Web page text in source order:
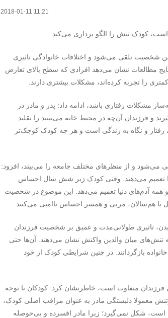
2018-01-11 11:21
است، کودک تنش را الگو برداری می‌کند.
شخصیت تلقی می‌شود و اختلافات خانوادگی تاثیری
مطالعات نشان می‌دهد افرادی که سطح بالای تعارض
را تجربه کرده‌‌اند، مشکلات بیشتری دارند.
مشکلات رفتاری باشد، ادامه داد: پدر و مادر در
و فرزندان آن‌چه در محیط خانه می‌بینند را تقلید
رفتار و نگاه به زندگی است و هر چه کودک کوچک‌تر
می‌شود و از منظرهای مختلف جامعه را می‌بیند، افزود:
را تعمیم می‌دهند. وقتی کودک زیر شش سال احساس
و همه آدم‌های دنیا تعمیم می‌دهد. این موضوع در شخصیت
با هم‌سالان، مربی و همسر احساس ناامنی می‌کنند.
تاثیری طولانی‌مدت و عمیق بر شخصیت فرزندان
میان والدین واکنش نشان می‌دهند. آن‌ها حتی
بازگردانند. در چنین شرایطی کودک از خود
فرزندان متفاوت است، خاطرنشان کرد: کودکان با توجه
معمولا دلبستگی‌ مادر به عنوان مراقب اصلی کودک،
است، شکل نمی‌گیرد؛ زیرا مادر افسرده و بی‌حوصله